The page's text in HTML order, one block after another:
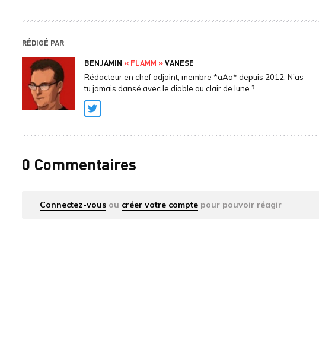
RÉDIGÉ PAR
BENJAMIN « FLAMM »VANESE
Rédacteur en chef adjoint, membre *aAa* depuis 2012. N'as
tu jamais dansé avec le diable au clair de lune ?
Twitter
0 Commentaires
Connectez-vous ou créer votre compte pour pouvoir réagir